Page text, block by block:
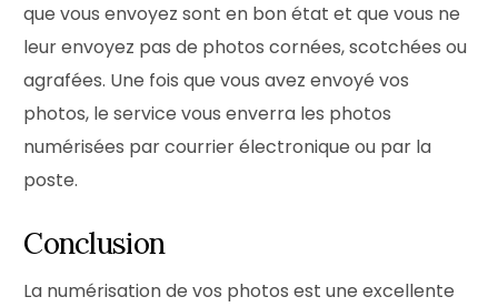
que vous envoyez sont en bon état et que vous ne
leur envoyez pas de photos cornées, scotchées ou
agrafées. Une fois que vous avez envoyé vos
photos, le service vous enverra les photos
numérisées par courrier électronique ou par la
poste.
Conclusion
La numérisation de vos photos est une excellente